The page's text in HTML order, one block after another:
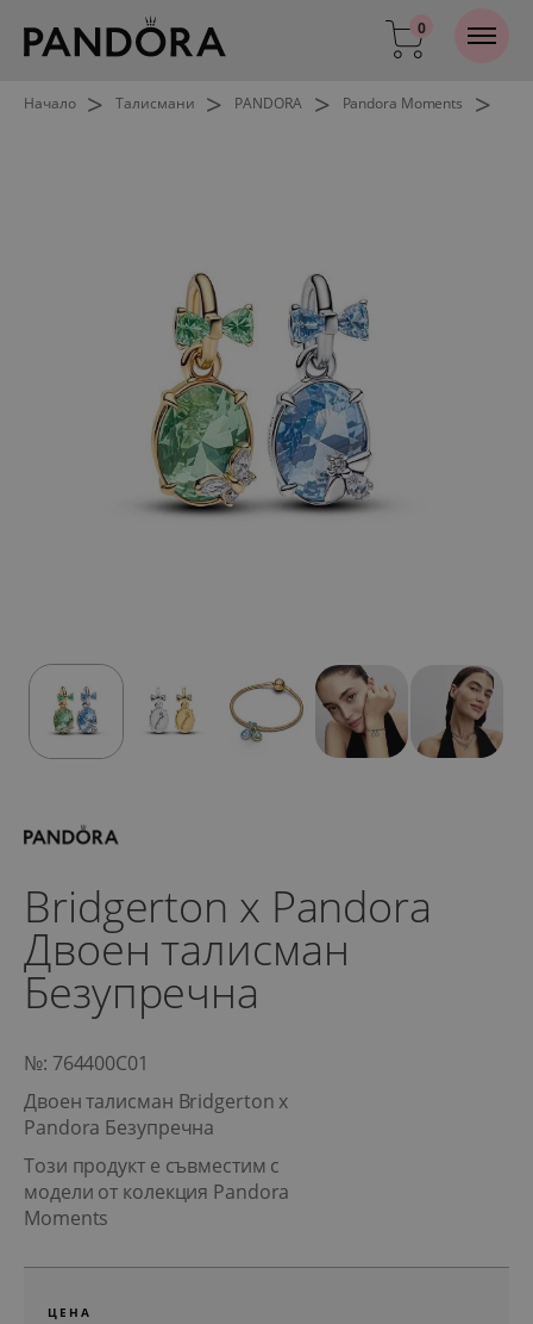
0
Начало > Талисмани > PANDORA > Pandora Moments >
Bridgerton x Pandora
Двоен талисман
Безупречна
№: 764400C01
Двоен талисман Bridgerton x
Pandora Безупречна
Този продукт е съвместим с
модели от колекция Pandora
Moments
ЦЕНА